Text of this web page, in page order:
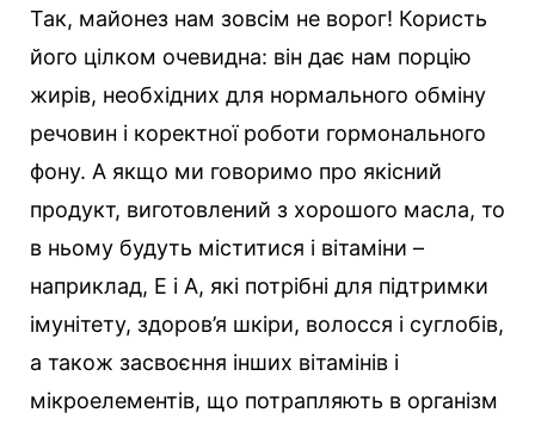
Так, майонез нам зовсім не ворог! Користь
його цілком очевидна: він дає нам порцію
жирів, необхідних для нормального обміну
речовин і коректної роботи гормонального
фону. А якщо ми говоримо про якісний
продукт, виготовлений з хорошого масла, то
в ньому будуть міститися і вітаміни –
наприклад, Е і А, які потрібні для підтримки
імунітету, здоров’я шкіри, волосся і суглобів,
а також засвоєння інших вітамінів і
мікроелементів, що потрапляють в організм